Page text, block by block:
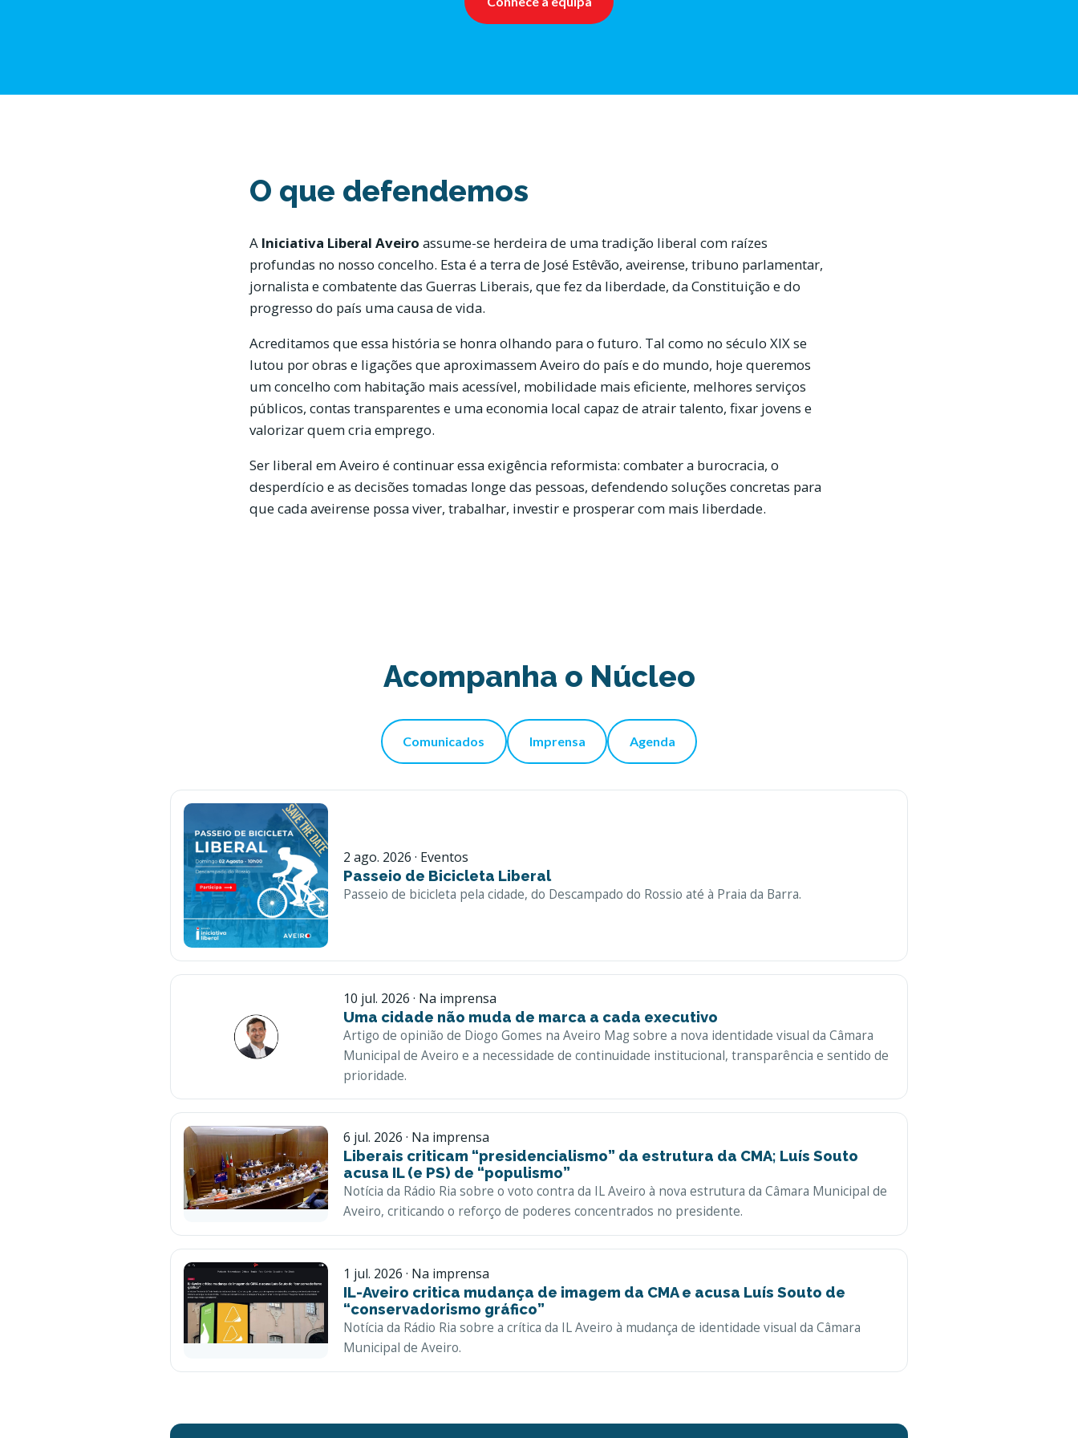
O que defendemos
A Iniciativa Liberal Aveiro assume-se herdeira de uma tradição liberal com raízes
profundas no nosso concelho. Esta é a terra de José Estêvão, aveirense, tribuno parlamentar,
jornalista e combatente das Guerras Liberais, que fez da liberdade, da Constituição e do
progresso do país uma causa de vida.
Acreditamos que essa história se honra olhando para o futuro. Tal como no século XIX se
lutou por obras e ligações que aproximassem Aveiro do país e do mundo, hoje queremos
um concelho com habitação mais acessível, mobilidade mais eficiente, melhores serviços
públicos, contas transparentes e uma economia local capaz de atrair talento, fixar jovens e
valorizar quem cria emprego.
Ser liberal em Aveiro é continuar essa exigência reformista: combater a burocracia, o
desperdício e as decisões tomadas longe das pessoas, defendendo soluções concretas para
que cada aveirense possa viver, trabalhar, investir e prosperar com mais liberdade.
Acompanha o Núcleo
Comunicados Imprensa Agenda
2 ago. 2026 · Eventos
Passeio de Bicicleta Liberal
Passeio de bicicleta pela cidade, do Descampado do Rossio até à Praia da Barra.
10 jul. 2026 · Na imprensa
Uma cidade não muda de marca a cada executivo
Artigo de opinião de Diogo Gomes na Aveiro Mag sobre a nova identidade visual da Câmara
Municipal de Aveiro e a necessidade de continuidade institucional, transparência e sentido de
prioridade.
6 jul. 2026 · Na imprensa
Liberais criticam “presidencialismo” da estrutura da CMA; Luís Souto
acusa IL (e PS) de “populismo”
Notícia da Rádio Ria sobre o voto contra da IL Aveiro à nova estrutura da Câmara Municipal de
Aveiro, criticando o reforço de poderes concentrados no presidente.
1 jul. 2026 · Na imprensa
IL-Aveiro critica mudança de imagem da CMA e acusa Luís Souto de
“conservadorismo gráfico”
Notícia da Rádio Ria sobre a crítica da IL Aveiro à mudança de identidade visual da Câmara
Municipal de Aveiro.